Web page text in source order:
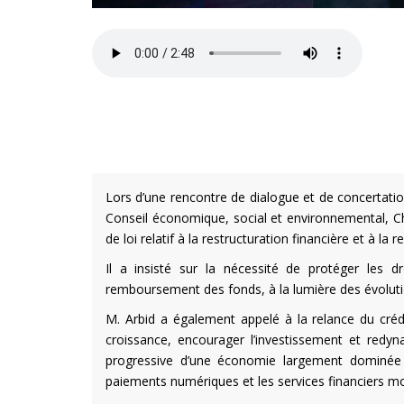
Lors d’une rencontre de dialogue et de
Conseil économique, social et environnemental,
de loi relatif à la restructuration financière et à la
Il a insisté sur la nécessité de protéger les
remboursement des fonds, à la lumière des
M. Arbid a également appelé à la relance du
croissance, encourager l’investissement et
progressive d’une économie largement
paiements numériques et les services financiers